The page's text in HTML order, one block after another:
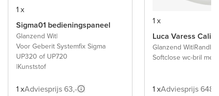
1 x
Sigma01 bedieningspaneel
Glanzend Wit|
Voor Geberit Systemfix Sigma
UP320 of UP720
|Kunststof
1 xAdviesprijs 63,-
1 x
Luca Varess
Glanzend Wit|
Softclose wc-bril met
1 xAdviesprijs 648,-